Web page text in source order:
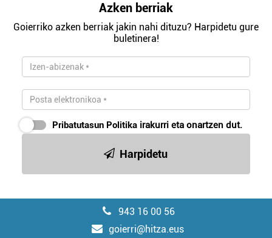
Azken berriak
Goierriko azken berriak jakin nahi dituzu? Harpidetu gure
buletinera!
Pribatutasun Politika irakurri eta onartzen dut.
Harpidetu
943 16 00 56
goierri@hitza.eus